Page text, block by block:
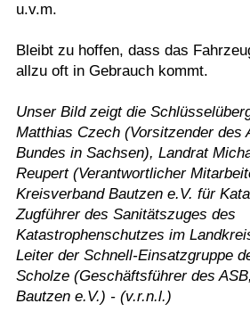
u.v.m.
Bleibt zu hoffen, dass das
allzu oft in Gebrauch kommt.
Unser Bild zeigt die
Matthias Czech (Vorsitzender des
Bundes in Sachsen), Landrat
Reupert (Verantwortlicher
Kreisverband Bautzen e.V. für
Zugführer des Sanitätszuges des
Katastrophenschutzes im
Leiter der Schnell-Einsatzgruppe
Scholze (Geschäftsführer des
Bautzen e.V.) - (v.r.n.l.)